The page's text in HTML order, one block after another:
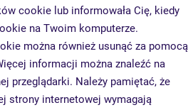
cookie lub informowała Cię, kiedy
na Twoim komputerze.
można również usunąć za pomocą
informacji można znaleźć na
przeglądarki. Należy pamiętać, że
strony internetowej wymagają